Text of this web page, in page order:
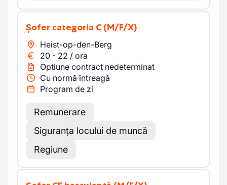
Șofer categoria C (M/F/X)
Heist-op-den-Berg
20 - 22 / ora
Optiune contract nedeterminat
Cu normă întreagă
Program de zi
Remunerare
Siguranța locului de muncă
Regiune